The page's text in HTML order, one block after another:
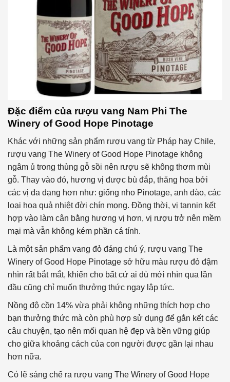
Đặc điểm của rượu vang Nam Phi The
Winery of Good Hope Pinotage
Khác với những sản phẩm rượu vang từ Pháp hay Chile,
rượu vang The Winery of Good Hope Pinotage không
ngâm ủ trong thùng gỗ sồi nên rượu sẽ không thơm mùi
gỗ. Thay vào đó, hương vị được bù đắp, thăng hoa bởi
các vị đa dạng hơn như: giống nho Pinotage, anh đào, các
loại hoa quả nhiệt đời chín mọng. Đồng thời, vị tannin kết
hợp vào làm cân bằng hương vị hơn, vị rượu trở nên mềm
mại mà vẫn không kém phần cá tính.
Là một sản phẩm vang đỏ đáng chú ý, rượu vang The
Winery of Good Hope Pinotage sở hữu màu rượu đỏ đậm
nhìn rất bắt mắt, khiến cho bất cứ ai dù mới nhìn qua lần
đầu cũng chỉ muốn thưởng thức ngay lập tức.
Nồng độ cồn 14% vừa phải không những thích hợp cho
bạn thưởng thức mà còn phù hợp sử dụng để gắn kết các
câu chuyện, tạo nên mối quan hệ đẹp và bền vững giúp
cho giữa khoảng cách của con người được gần lại nhau
hơn nữa.
Có lẽ sáng chế ra rượu vang The Winery of Good Hope